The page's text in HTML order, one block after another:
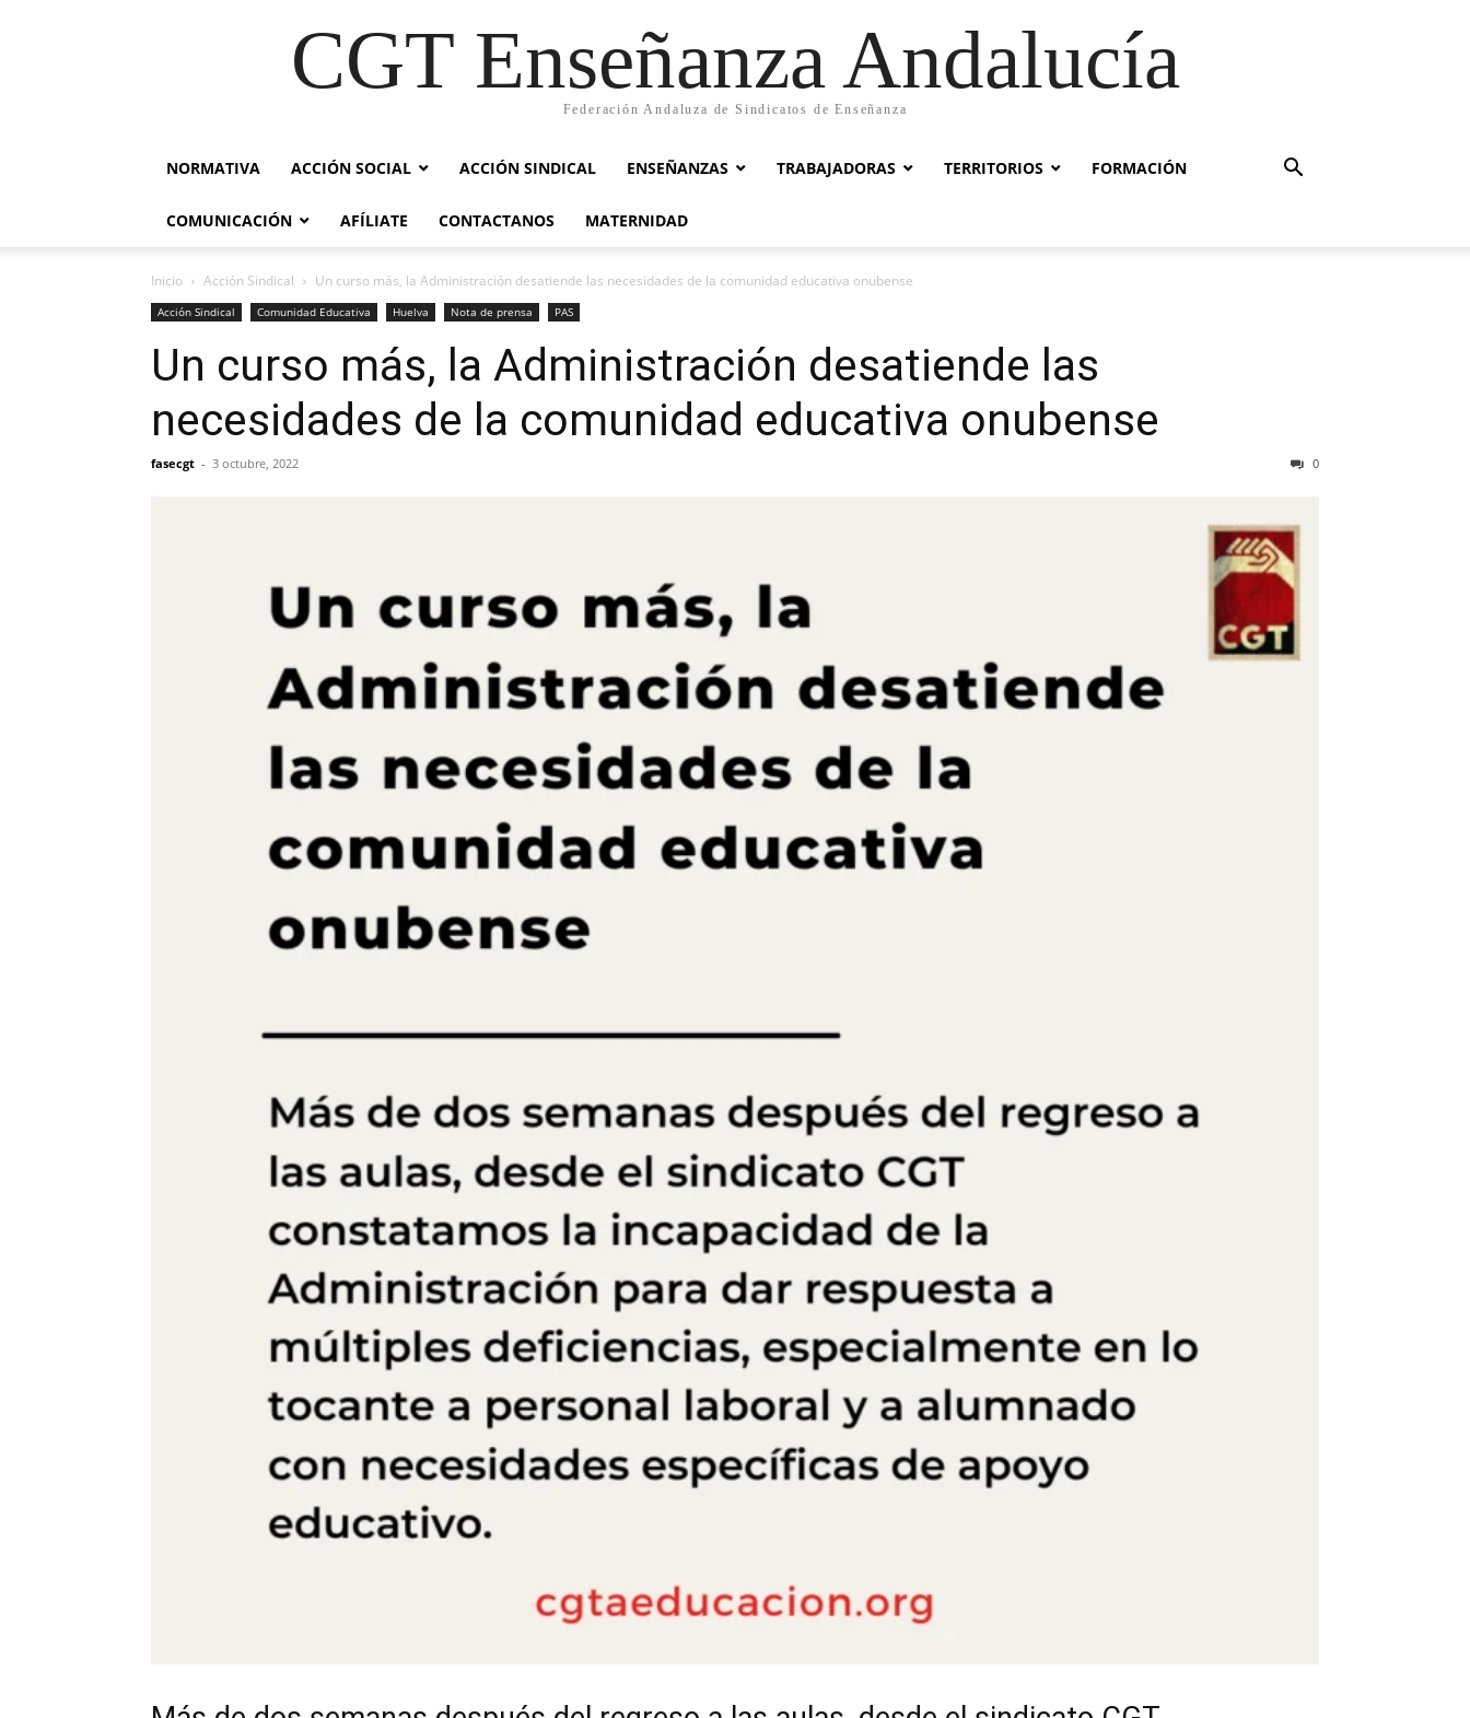
CGT Enseñanza Andalucía
Federación Andaluza de Sindicatos de Enseñanza
NORMATIVA ACCIÓN SOCIAL ACCIÓN SINDICAL ENSEÑANZAS TRABAJADORAS TERRITORIOS FORMACIÓN
COMUNICACIÓN AFÍLIATE CONTACTANOS MATERNIDAD
Inicio Acción Sindical Un curso más, la Administración desatiende las necesidades de la comunidad educativa onubense
Acción Sindical Comunidad Educativa Huelva Nota de prensa PAS
Un curso más, la Administración desatiende las
necesidades de la comunidad educativa onubense
fasecgt - 3 octubre, 2022 0